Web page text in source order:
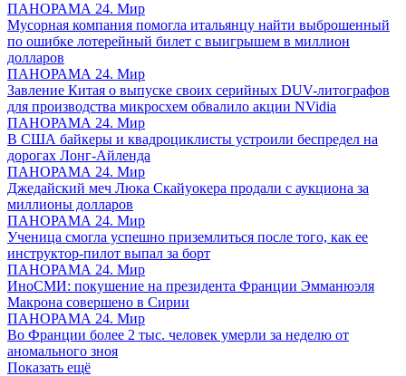
ПАНОРАМА 24. Мир
Мусорная компания помогла итальянцу найти выброшенный
по ошибке лотерейный билет с выигрышем в миллион
долларов
ПАНОРАМА 24. Мир
Завление Китая о выпуске своих серийных DUV-литографов
для производства микросхем обвалило акции NVidia
ПАНОРАМА 24. Мир
В США байкеры и квадроциклисты устроили беспредел на
дорогах Лонг-Айленда
ПАНОРАМА 24. Мир
Джедайский меч Люка Скайуокера продали с аукциона за
миллионы долларов
ПАНОРАМА 24. Мир
Ученица смогла успешно приземлиться после того, как ее
инструктор-пилот выпал за борт
ПАНОРАМА 24. Мир
ИноСМИ: покушение на президента Франции Эмманюэля
Макрона совершено в Сирии
ПАНОРАМА 24. Мир
Во Франции более 2 тыс. человек умерли за неделю от
аномального зноя
Показать ещё